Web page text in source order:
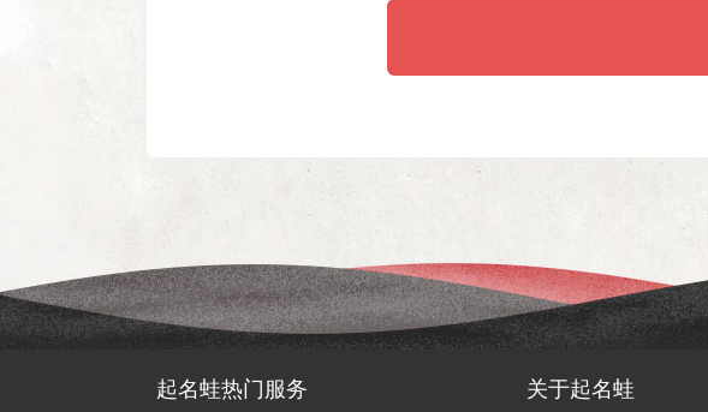
起名蛙热门服务 关于起名蛙